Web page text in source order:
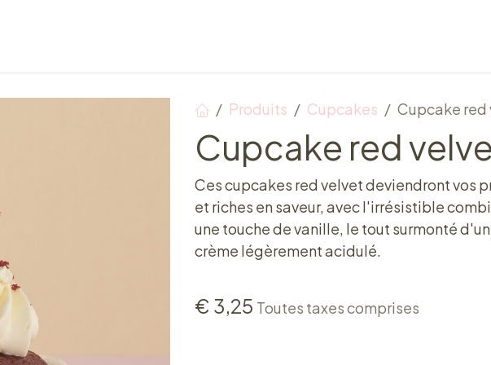
Produits Cupcakes Cupcake red
Cupcake red
Ces cupcakes red velvet deviendront vos
et riches en saveur, avec l'irrésistible
une touche de vanille, le tout surmonté
crème légèrement acidulé.
€ 3,25 Toutes taxes comprises